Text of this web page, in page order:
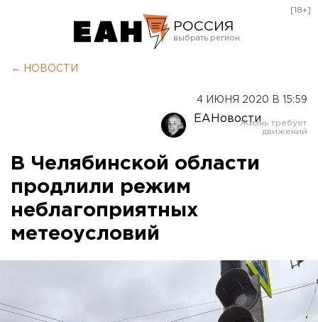
РОССИЯ
Оренбург
[18+]
← НОВОСТИ
4 ИЮНЯ 2020 В 15:59
ЕАНовости
В Челябинской области
продлили режим
неблагоприятных
метеоусловий